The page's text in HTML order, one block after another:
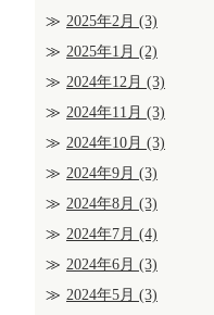
2025年2月 (3)
2025年1月 (2)
2024年12月 (3)
2024年11月 (3)
2024年10月 (3)
2024年9月 (3)
2024年8月 (3)
2024年7月 (4)
2024年6月 (3)
2024年5月 (3)